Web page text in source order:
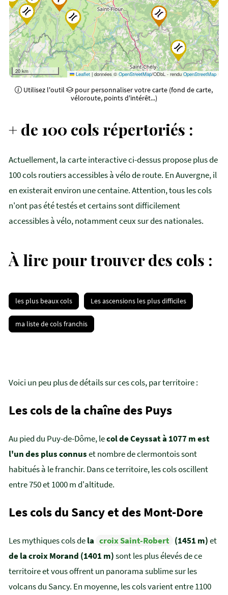
20 km Leaflet | données ©OpenStreetMap/ODbL - renduOpenStreetMap
Utilisez l'outil
pour personnaliser votre carte (fond de carte,
véloroute, points d'intérêt...)
+ de 100 cols répertoriés :
Actuellement, la carte interactive ci-dessus propose plus de
100 cols routiers accessibles à vélo de route. En Auvergne, il
en existerait environ une centaine. Attention, tous les cols
n'ont pas été testés et certains sont difficilement
accessibles à vélo, notamment ceux sur des nationales.
À lire pour trouver des cols :
les plus beaux cols Les ascensions les plus difficiles
ma liste de cols franchis
Voici un peu plus de détails sur ces cols, par territoire :
Les cols de la chaîne des Puys
Au pied du Puy-de-Dôme, lecol de Ceyssat à 1077 m est
l'un des plus connuset nombre de clermontois sont
habitués à le franchir. Dans ce territoire, les cols oscillent
entre 750 et 1000 m d'altitude.
Les cols du Sancy et des Mont-Dore
Les mythiques cols dela croix Saint-Robert (1451 m)et
de la croix Morand (1401 m)sont les plus élevés de ce
territoire et vous offrent un panorama sublime sur les
volcans du Sancy. En moyenne, les cols varient entre 1100